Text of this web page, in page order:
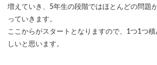
増えていき、5年生の段階ではほとんどの問題
っていきます。
ここからがスタートとなりますので、1つ1つ
しいと思います。